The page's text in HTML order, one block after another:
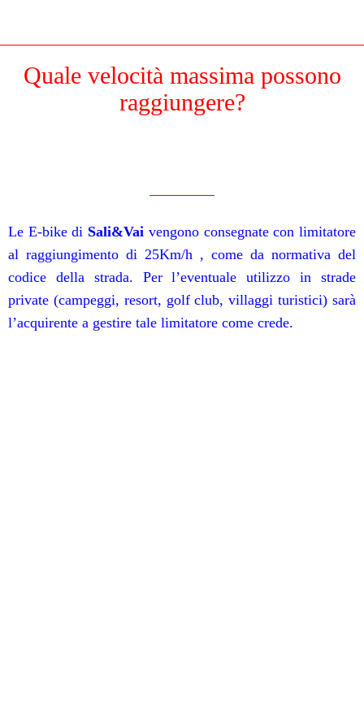
Quale velocità massima possono
raggiungere?
Le E-bike di Sali&Vai vengono consegnate con limitatore
al raggiungimento di 25Km/h , come da normativa del
codice della strada. Per l’eventuale utilizzo in strade
private (campeggi, resort, golf club, villaggi turistici) sarà
l’acquirente a gestire tale limitatore come crede.